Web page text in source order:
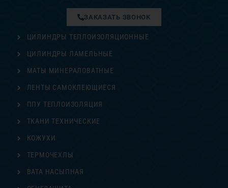
ЦИЛИНДРЫ ТЕПЛОИЗОЛЯЦИОННЫЕ
ЦИЛИНДРЫ ЛАМЕЛЬНЫЕ
МАТЫ МИНЕРАЛОВАТНЫЕ
ЛЕНТЫ САМОКЛЕЮЩИЕСЯ
ППУ ТЕПЛОИЗОЛЯЦИЯ
ТКАНИ ТЕХНИЧЕСКИЕ
ЗАКАЗАТЬ ЗВОНОК
КОЖУХИ
ТЕРМОЧЕХЛЫ
ВАТА НАСЫПНАЯ